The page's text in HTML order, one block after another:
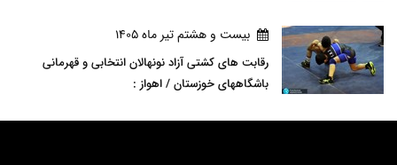
بيست و هشتم تير ماه 1405
رقابت های کشتی آزاد نونهالان انتخابی و قهرمانی
باشگاههای خوزستان / اهواز :